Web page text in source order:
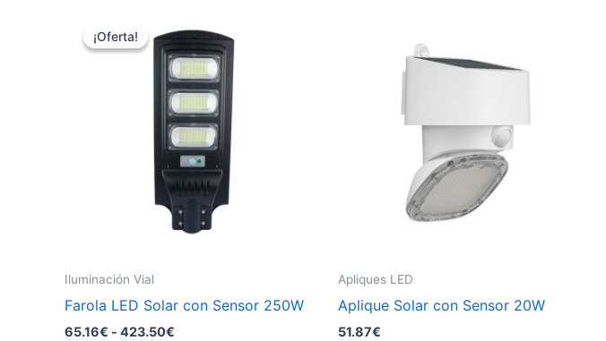
¡Oferta!
¡Oferta!
Iluminación Vial
Farola LED Solar con Sensor 250W
65.16€ - 423.50€
Apliques LED
Aplique Solar con Sensor 20W
51.87€